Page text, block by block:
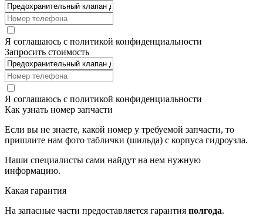
Я соглашаюсь с политикой конфиденциальности
Запросить стоимость
Я соглашаюсь с политикой конфиденциальности
Как узнать номер запчасти
Если вы не знаете, какой номер у требуемой запчасти, то
пришлите нам фото таблички (шильда) с корпуса гидроузла.
Наши специалисты сами найдут на нем нужную
информацию.
Какая гарантия
На запасные части предоставляется гарантия полгода.